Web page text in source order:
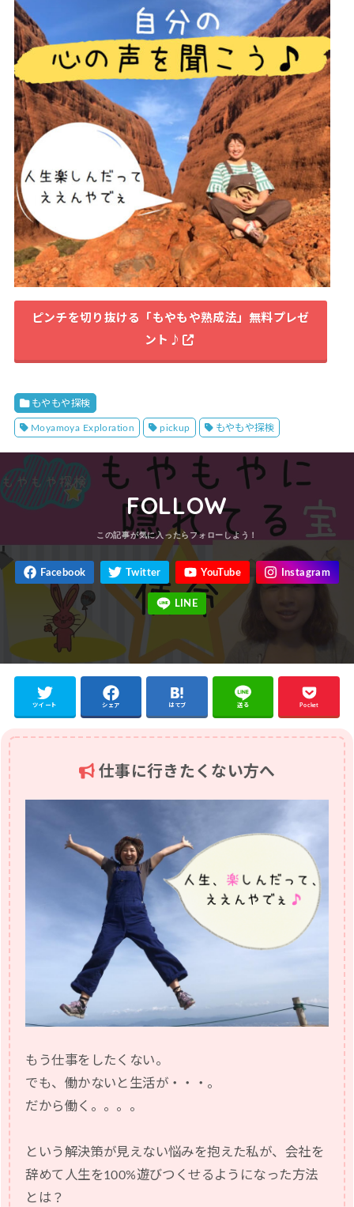
ピンチを切り抜ける「もやもや熟成法」無料プレゼ
ント♪
もやもや探検
Moyamoya Exploration pickup もやもや探検
FOLLOW
ツイート シェア はてブ 送る Pocket
仕事に行きたくない方へ
もう仕事をしたくない。
でも、働かないと生活が・・・。
だから働く。。。。
という解決策が見えない悩みを抱えた私が、会社を
辞めて人生を100%遊びつくせるようになった方法
とは？